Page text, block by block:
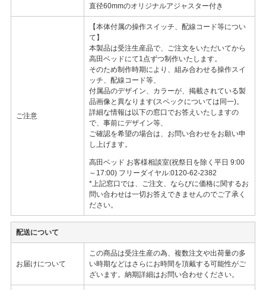
直径60mmのオリジナルアジャスター付き
ご注意
【本体付属の操作スイッチ、配線コード等につい
て】
本製品は受注生産品で、ご注文をいただいてから
高田ベッドにて1点ずつ制作いたします。
そのため制作時期により、組み合わせる操作スイ
ッチ、配線コード等、
付属品のデザイン、カラーが、掲載されている製
品画像と異なります(スペックについては同一)。
詳細な情報は以下の窓口でお答えいたしますの
で、事前にデザイン等、
ご確認を希望の場合は、お問い合わせをお願い申
し上げます。
高田ベッド お客様相談室(祝祭日を除く平日 9:00
～17:00) フリーダイヤル:0120-62-2382
*上記窓口では、ご注文、ならびに価格に関するお
問い合わせは一切お答えできませんのでご了承く
ださい。
配送について
お届けについて
この商品は受注生産の為、複数注文や出荷量の多
い時期などはさらにお時間を頂戴する可能性がご
ざいます。納期詳細はお問い合わせください。